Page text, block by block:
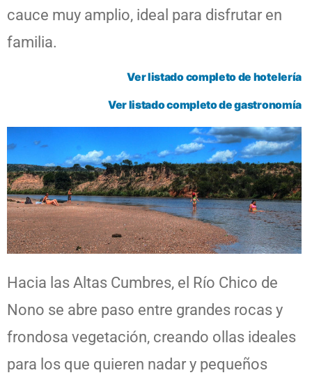
cauce muy amplio, ideal para disfrutar en
familia.
Ver listado completo de hotelería
Ver listado completo de gastronomía
Hacia las Altas Cumbres, el Río Chico de
Nono se abre paso entre grandes rocas y
frondosa vegetación, creando ollas ideales
para los que quieren nadar y pequeños